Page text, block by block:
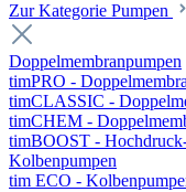
Zur Kategorie Pumpen
Doppelmembranpumpen
timPRO -
timCLASSIC -
timCHEM -
timBOOST -
Kolbenpumpen
tim ECO -